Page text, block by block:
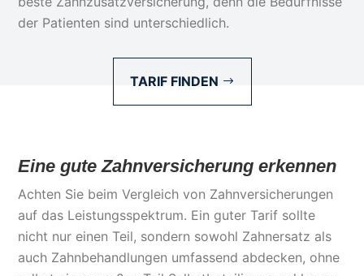
der Patienten sind unterschiedlich.
TARIF FINDEN
Eine gute Zahnversicherung erkennen
Achten Sie beim Vergleich von Zahnversicherungen
auf das Leistungsspektrum. Ein guter Tarif sollte
nicht nur einen Teil, sondern sowohl Zahnersatz als
auch Zahnbehandlungen umfassend abdecken, ohne